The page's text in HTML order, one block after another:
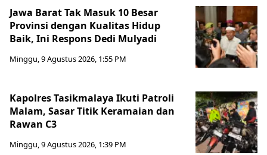
Jawa Barat Tak Masuk 10 Besar
Provinsi dengan Kualitas Hidup
Baik, Ini Respons Dedi Mulyadi
Minggu, 9 Agustus 2026, 1:55 PM
Kapolres Tasikmalaya Ikuti Patroli
Malam, Sasar Titik Keramaian dan
Rawan C3
Minggu, 9 Agustus 2026, 1:39 PM